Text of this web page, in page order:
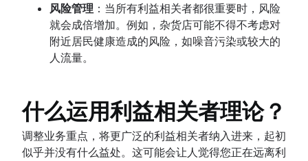
风险管理 ：当所有利益相关者都很重要时，风险
就会成倍增加。例如，杂货店可能不得不考虑对
附近居民健康造成的风险，如噪音污染或较大的
人流量。
什么运用利益相关者理论？
调整业务重点，将更广泛的利益相关者纳入进来，起初
似乎并没有什么益处。这可能会让人觉得您正在远离利